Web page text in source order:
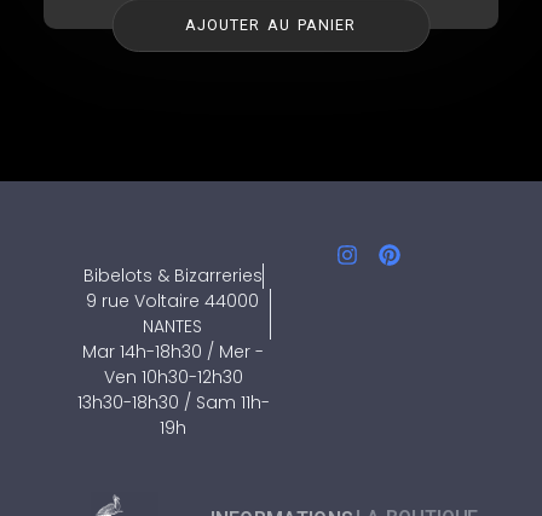
AJOUTER AU PANIER
Bibelots & Bizarreries
9 rue Voltaire 44000
NANTES
Mar 14h-18h30 / Mer -
Ven 10h30-12h30
13h30-18h30 / Sam 11h-
19h